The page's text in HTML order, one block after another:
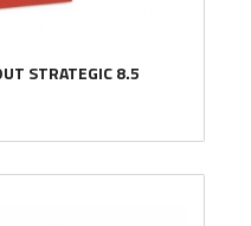
STRATEGIC 8.5